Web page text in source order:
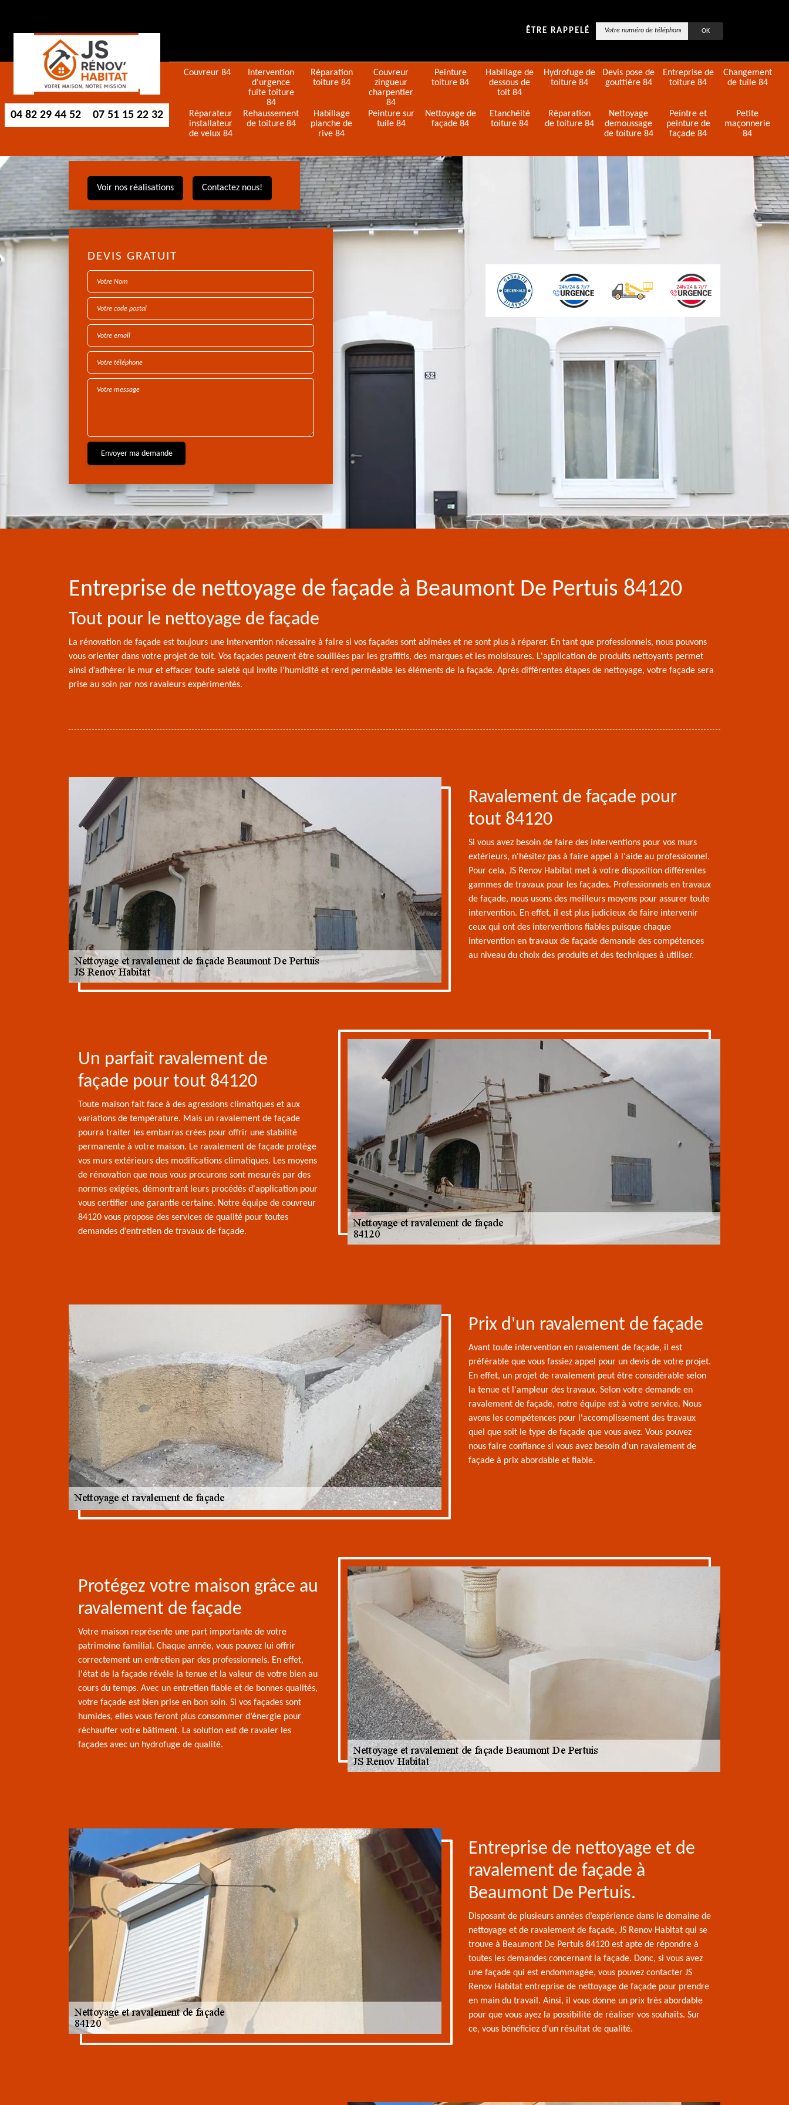
ÊTRE RAPPELÉ
04 82 29 44 52 07 51 15 22 32
Couvreur 84
Intervention
d'urgence
fuite toiture
84
Réparation
toiture 84
Couvreur
zingueur
charpentier
84
Peinture
toiture 84
Habillage de
dessous de
toit 84
Hydrofuge de
toiture 84
Devis pose de
gouttière 84
Entreprise de
toiture 84
Changement
de tuile 84
Réparateur
installateur
de velux 84
Rehaussement
de toiture 84
Habillage
planche de
rive 84
Peinture sur
tuile 84
Nettoyage de
façade 84
Etanchéité
toiture 84
Réparation
de toiture 84
Nettoyage
demoussage
de toiture 84
Peintre et
peinture de
façade 84
Petite
maçonnerie
84
Voir nos réalisations Contactez nous!
DEVIS GRATUIT
Entreprise de nettoyage de façade à Beaumont De Pertuis 84120
Tout pour le nettoyage de façade
La rénovation de façade est toujours une intervention nécessaire à faire si vos façades sont abîmées et ne sont plus à réparer. En tant que professionnels, nous pouvons
vous orienter dans votre projet de toit. Vos façades peuvent être souillées par les graffitis, des marques et les moisissures. L'application de produits nettoyants permet
ainsi d’adhérer le mur et effacer toute saleté qui invite l'humidité et rend perméable les éléments de la façade. Après différentes étapes de nettoyage, votre façade sera
prise au soin par nos ravaleurs expérimentés.
Ravalement de façade pour
tout 84120
Si vous avez besoin de faire des interventions pour vos murs
extérieurs, n'hésitez pas à faire appel à l'aide au professionnel.
Pour cela, JS Renov Habitat met à votre disposition différentes
gammes de travaux pour les façades. Professionnels en travaux
de façade, nous usons des meilleurs moyens pour assurer toute
intervention. En effet, il est plus judicieux de faire intervenir
ceux qui ont des interventions fiables puisque chaque
intervention en travaux de façade demande des compétences
au niveau du choix des produits et des techniques à utiliser.
Un parfait ravalement de
façade pour tout 84120
Toute maison fait face à des agressions climatiques et aux
variations de température. Mais un ravalement de façade
pourra traiter les embarras crées pour offrir une stabilité
permanente à votre maison. Le ravalement de façade protège
vos murs extérieurs des modifications climatiques. Les moyens
de rénovation que nous vous procurons sont mesurés par des
normes exigées, démontrant leurs procédés d'application pour
vous certifier une garantie certaine. Notre équipe de couvreur
84120 vous propose des services de qualité pour toutes
demandes d’entretien de travaux de façade.
Prix d'un ravalement de façade
Avant toute intervention en ravalement de façade, il est
préférable que vous fassiez appel pour un devis de votre projet.
En effet, un projet de ravalement peut être considérable selon
la tenue et l'ampleur des travaux. Selon votre demande en
ravalement de façade, notre équipe est à votre service. Nous
avons les compétences pour l'accomplissement des travaux
quel que soit le type de façade que vous avez. Vous pouvez
nous faire confiance si vous avez besoin d'un ravalement de
façade à prix abordable et fiable.
Protégez votre maison grâce au
ravalement de façade
Votre maison représente une part importante de votre
patrimoine familial. Chaque année, vous pouvez lui offrir
correctement un entretien par des professionnels. En effet,
l'état de la façade révèle la tenue et la valeur de votre bien au
cours du temps. Avec un entretien fiable et de bonnes qualités,
votre façade est bien prise en bon soin. Si vos façades sont
humides, elles vous feront plus consommer d’énergie pour
réchauffer votre bâtiment. La solution est de ravaler les
façades avec un hydrofuge de qualité.
Entreprise de nettoyage et de
ravalement de façade à
Beaumont De Pertuis.
Disposant de plusieurs années d’expérience dans le domaine de
nettoyage et de ravalement de façade, JS Renov Habitat qui se
trouve à Beaumont De Pertuis 84120 est apte de répondre à
toutes les demandes concernant la façade. Donc, si vous avez
une façade qui est endommagée, vous pouvez contacter JS
Renov Habitat entreprise de nettoyage de façade pour prendre
en main du travail. Ainsi, il vous donne un prix très abordable
pour que vous ayez la possibilité de réaliser vos souhaits. Sur
ce, vous bénéficiez d’un résultat de qualité.